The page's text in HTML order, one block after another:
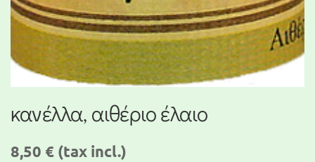
κανέλλα, αιθέριο έλαιο
8,50 € (tax incl.)